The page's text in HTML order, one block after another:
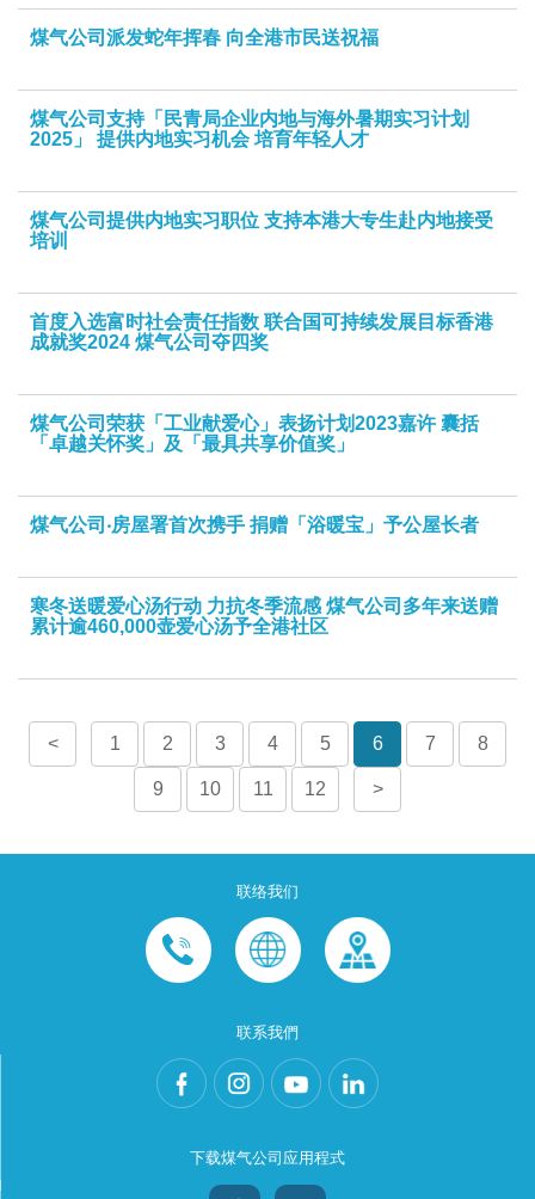
煤气公司派发蛇年挥春 向全港市民送祝福
煤气公司支持「民青局企业内地与海外暑期实习计划
2025」 提供内地实习机会 培育年轻人才
煤气公司提供内地实习职位 支持本港大专生赴内地接受
培训
首度入选富时社会责任指数 联合国可持续发展目标香港
成就奖2024 煤气公司夺四奖
煤气公司荣获「工业献爱心」表扬计划2023嘉许 囊括
「卓越关怀奖」及「最具共享价值奖」
煤气公司‧房屋署首次携手 捐赠「浴暖宝」予公屋长者
寒冬送暖爱心汤行动 力抗冬季流感 煤气公司多年来送赠
累计逾460,000壶爱心汤予全港社区
< 1 2 3 4 5 6 7 8
9 10 11 12 >
联络我们
联系我們
下载煤气公司应用程式